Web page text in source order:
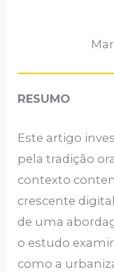
RESUMO
Este artigo
pela tradição
contexto
crescente
de uma
o estudo
como a